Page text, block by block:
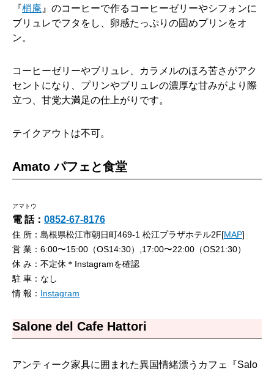
『梢庵 』のコーヒーで作るコーヒーゼリーやシフォンに
ブリュレでフタをし、卵感たっぷりの固めプリンをオ
ン。
コーヒーゼリーやブリュレ、カラメルのほろ苦さがアク
セントになり、プリンやブリュレの濃厚な甘みがより際
立つ、甘党大満足の仕上がりです。
テイクアウトは不可。
Amato パフェと食堂
アマトウ
電 話： 0852-67-8176
住 所：島根県松江市朝日町469-1 松江プラザホテル2F[MAP]
営 業：6:00〜15:00（OS14:30）,17:00〜22:00（OS21:30）
休 み：不定休＊Instagramを確認
駐 車：なし
情 報： Instagram
Salone del Cafe Hattori
アンティーク家具に囲まれた異国情緒漂うカフェ『Salo